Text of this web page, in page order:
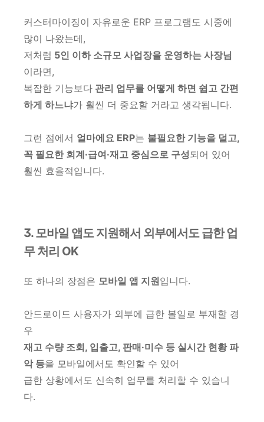
커스터마이징이 자유로운 ERP 프로그램도 시중에
많이 나왔는데,
저처럼 5인 이하 소규모 사업장을 운영하는 사장님
이라면,
복잡한 기능보다 관리 업무를 어떻게 하면 쉽고 간편
하게 하느냐가 훨씬 더 중요할 거라고 생각됩니다.
그런 점에서 얼마에요 ERP는 불필요한 기능을 덜고,
꼭 필요한 회계·급여·재고 중심으로 구성되어 있어
훨씬 효율적입니다.
3. 모바일 앱도 지원해서 외부에서도 급한 업
무 처리 OK
또 하나의 장점은 모바일 앱 지원입니다.
안드로이드 사용자가 외부에 급한 볼일로 부재할 경
우
재고 수량 조회, 입출고, 판매·미수 등 실시간 현황 파
악 등을 모바일에서도 확인할 수 있어
급한 상황에서도 신속히 업무를 처리할 수 있습니
다.